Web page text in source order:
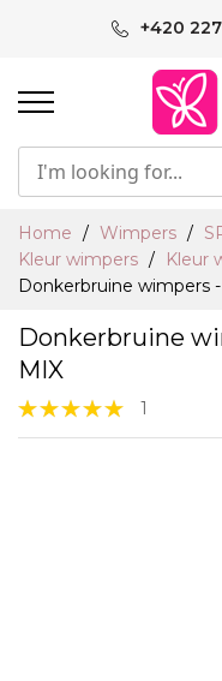
inhoud
+420
Home Wimpers
Kleur wimpers
Kleur
Donkerbruine wimpers
Donkerbruine
MIX
Waardering:
100%
1